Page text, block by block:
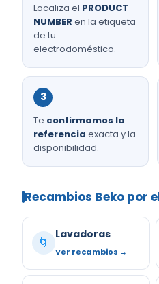
Localiza el PRODUCT
NUMBER en la etiqueta
de tu
electrodoméstico.
3
Te confirmamos la
referencia exacta y la
disponibilidad.
Recambios Beko por
🌀
Lavadoras
Ver recambios →